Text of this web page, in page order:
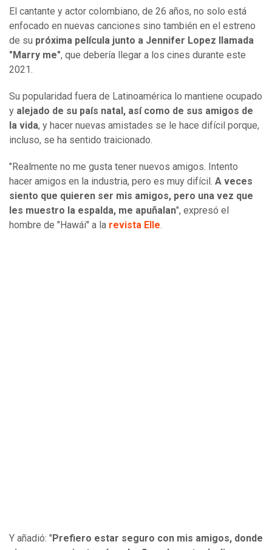
El cantante y actor colombiano, de 26 años, no solo está
enfocado en nuevas canciones sino también en el estreno
de su próxima película junto a Jennifer Lopez llamada
"Marry me", que debería llegar a los cines durante este
2021.
Su popularidad fuera de Latinoamérica lo mantiene ocupado
y alejado de su país natal, así como de sus amigos de
la vida, y hacer nuevas amistades se le hace difícil porque,
incluso, se ha sentido traicionado.
"Realmente no me gusta tener nuevos amigos. Intento
hacer amigos en la industria, pero es muy difícil. A veces
siento que quieren ser mis amigos, pero una vez que
les muestro la espalda, me apuñalan", expresó el
hombre de "Hawái" a la revista Elle.
Y añadió: " Prefiero estar seguro con mis amigos, donde